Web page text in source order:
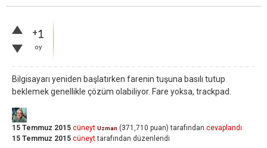
+1
oy
Bilgisayarı yeniden başlatırken farenin tuşuna basılı tutup
beklemek genellikle çözüm olabiliyor. Fare yoksa, trackpad.
15 Temmuz 2015 cüneyt Uzman (371,710 puan) tarafından cevaplandı
15 Temmuz 2015 cüneyttarafından düzenlendi